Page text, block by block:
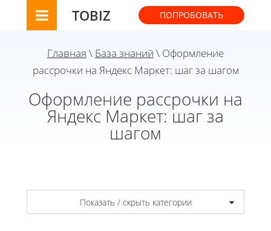
TOBIZ ПОПРОБОВАТЬ
Главная \ База знаний \ Оформление
рассрочки на Яндекс Маркет: шаг за шагом
Оформление рассрочки на
Яндекс Маркет: шаг за
шагом
Показать / скрыть категории